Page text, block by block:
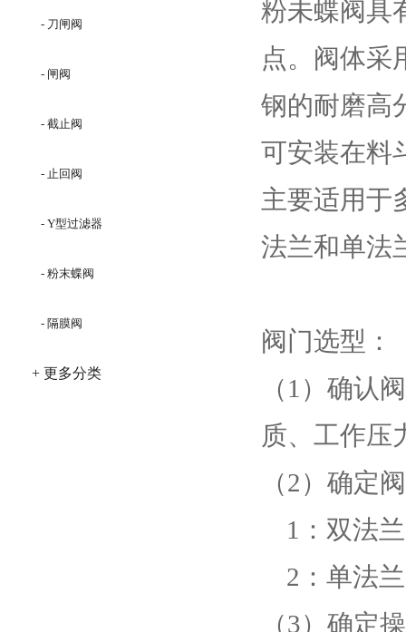
- 刀闸阀
- 闸阀
- 截止阀
- 止回阀
- Y型过滤器
- 粉末蝶阀
- 隔膜阀
+ 更多分类
粉未蝶阀具
点。阀体采
钢的耐磨高
可安装在料
主要适用于
法兰和单法
阀门选型：
（1）确认
质、工作压
（2）确定
1：双法兰
2：单法兰
（3）确定